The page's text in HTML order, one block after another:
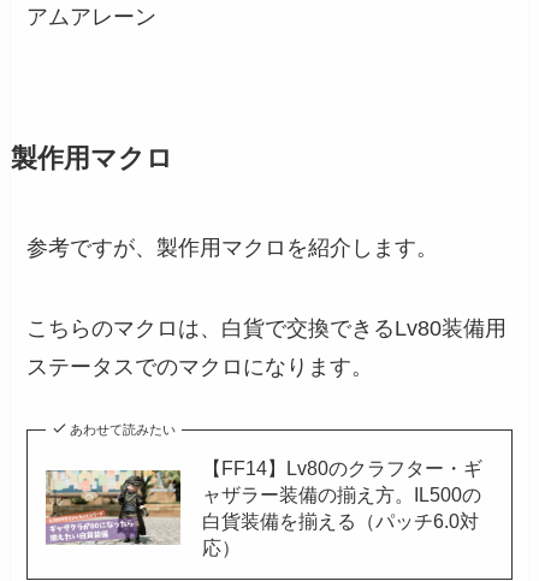
アムアレーン
製作用マクロ
参考ですが、製作用マクロを紹介します。
こちらのマクロは、白貨で交換できるLv80装備用
ステータスでのマクロになります。
あわせて読みたい
【FF14】Lv80のクラフター・ギ
ャザラー装備の揃え方。IL500の
白貨装備を揃える（パッチ6.0対
応）